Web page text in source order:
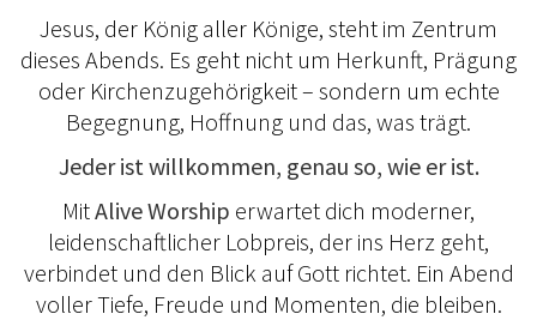
Jesus, der König aller Könige, steht im Zentrum
dieses Abends. Es geht nicht um Herkunft, Prägung
oder Kirchenzugehörigkeit – sondern um echte
Begegnung, Hoffnung und das, was trägt.
Jeder ist willkommen, genau so, wie er ist.
MitAlive Worship erwartet dich moderner,
leidenschaftlicher Lobpreis, der ins Herz geht,
verbindet und den Blick auf Gott richtet. Ein Abend
voller Tiefe, Freude und Momenten, die bleiben.